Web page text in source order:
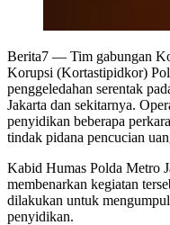
Berita7 — Tim gabungan
Korupsi (Kortastipidkor)
penggeledahan serentak
Jakarta dan sekitarnya.
penyidikan beberapa
tindak pidana pencucian
Kabid Humas Polda Metro
membenarkan kegiatan
dilakukan untuk
penyidikan.